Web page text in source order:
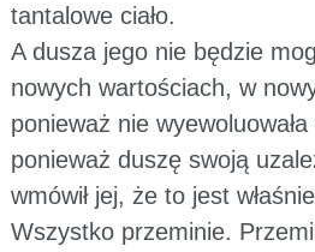
tantalowe ciało.
A dusza jego nie będzie
nowych wartościach, w
ponieważ nie
ponieważ duszę swoją
wmówił jej, że to jest
Wszystko przeminie.